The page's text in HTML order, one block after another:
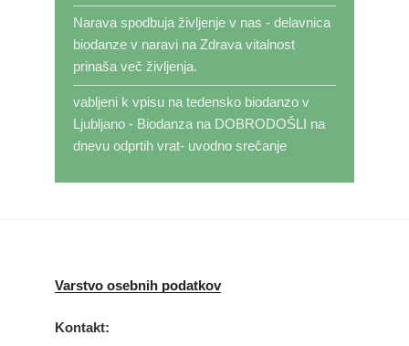
Narava spodbuja življenje v nas - delavnica
biodanze v naravi na Zdrava vitalnost
prinaša več življenja.
vabljeni k vpisu na tedensko biodanzo v
Ljubljano - Biodanza na DOBRODOŠLI na
dnevu odprtih vrat- uvodno srečanje
Varstvo osebnih podatkov
Kontakt: